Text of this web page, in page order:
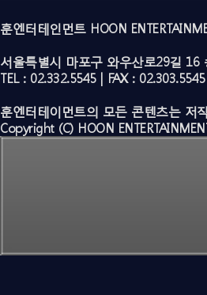
훈엔터테인먼트 HOON
서울특별시 마포구 와우산로29길 16
TEL : 02.332.5545 | FAX :
훈엔터테이먼트의 모든 콘텐츠는 저
Copyright (C) HOON